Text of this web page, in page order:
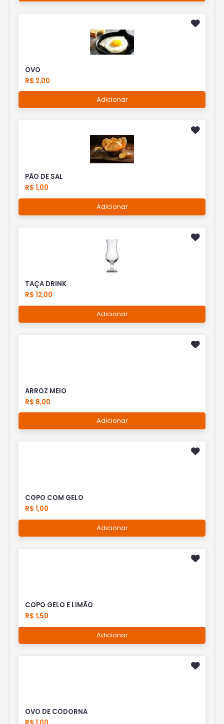
OVO
R$ 2,00
Adicionar
PÃO DE SAL
R$ 1,00
Adicionar
TAÇA DRINK
R$ 12,00
Adicionar
ARROZ MEIO
R$ 8,00
Adicionar
COPO COM GELO
R$ 1,00
Adicionar
COPO GELO E LIMÃO
R$ 1,50
Adicionar
OVO DE CODORNA